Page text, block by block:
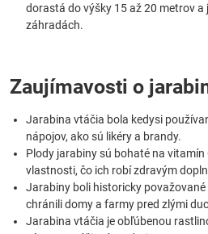
dorastá do výšky 15 až 20 metrov
záhradách.
Zaujímavosti o
Jarabina vtáčia bola kedysi
nápojov, ako sú likéry a brandy.
Plody jarabiny sú bohaté na
vlastnosti, čo ich robí zdravým
Jarabiny boli historicky
chránili domy a farmy pred zlými
Jarabina vtáčia je obľúbenou